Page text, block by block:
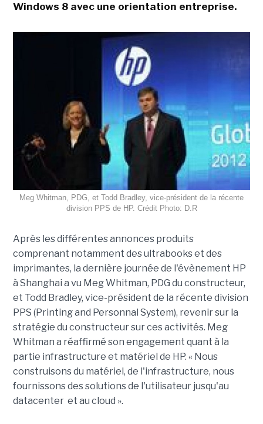
Windows 8 avec une orientation entreprise.
Meg Whitman, PDG, et Todd Bradley, vice-président de la récente
division PPS de HP. Crédit Photo: D.R
Après les différentes annonces produits
comprenant notamment des ultrabooks et des
imprimantes, la dernière journée de l'évènement HP
à Shanghai a vu Meg Whitman, PDG du constructeur,
et Todd Bradley, vice-président de la récente division
PPS (Printing and Personnal System), revenir sur la
stratégie du constructeur sur ces activités. Meg
Whitman a réaffirmé son engagement quant à la
partie infrastructure et matériel de HP. « Nous
construisons du matériel, de l'infrastructure, nous
fournissons des solutions de l'utilisateur jusqu'au
datacenter et au cloud ».